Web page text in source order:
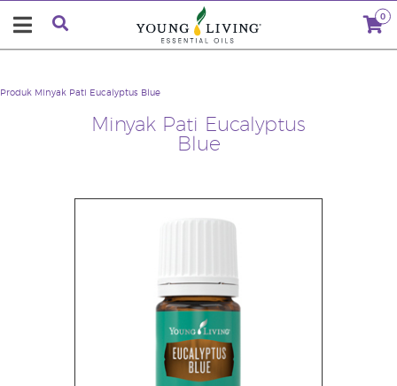
0
Minyak Pati Eucalyptus
Blue
Produk Minyak Pati Eucalyptus Blue